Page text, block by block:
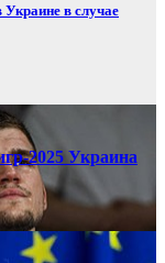
Украине в случае
2025 Украина